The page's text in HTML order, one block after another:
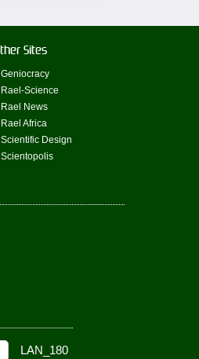
Sites
Geniocracy
Rael-Science
Rael News
Rael Africa
Scientific Design
Scientopolis